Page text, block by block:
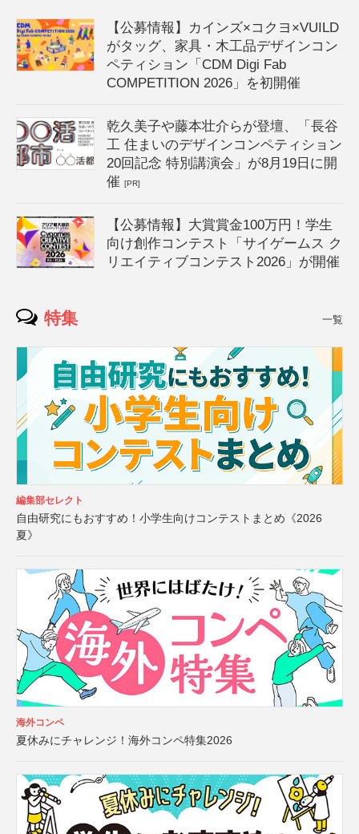
【公募情報】カインズ×コクヨ×VUILD
がタッグ、家具・木工品デザインコン
ペティション「CDM Digi Fab
COMPETITION 2026」を初開催
乾久美子や藤本壮介らが登壇、「長谷
工 住まいのデザインコンペティション
20回記念 特別講演会」が8月19日に開
催[PR]
【公募情報】大賞賞金100万円！学生
向け創作コンテスト「サイゲームス ク
リエイティブコンテスト2026」が開催
特集 一覧
編集部セレクト
自由研究にもおすすめ！小学生向けコンテストまとめ《2026
夏》
海外コンペ
夏休みにチャレンジ！海外コンペ特集2026